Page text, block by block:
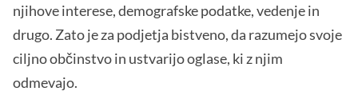
njihove interese, demografske podatke, vedenje in
drugo. Zato je za podjetja bistveno, da razumejo svoje
ciljno občinstvo in ustvarijo oglase, ki z njim
odmevajo.